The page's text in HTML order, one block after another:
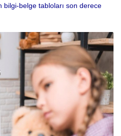
bilgi-belge tabloları son derece